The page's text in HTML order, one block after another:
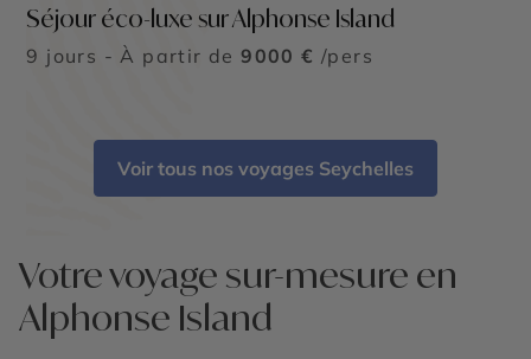
Séjour éco-luxe sur Alphonse Island
9 jours - À partir de9000 € /pers
Voir tous nos voyages Seychelles
Votre voyage sur-mesure en
Alphonse Island